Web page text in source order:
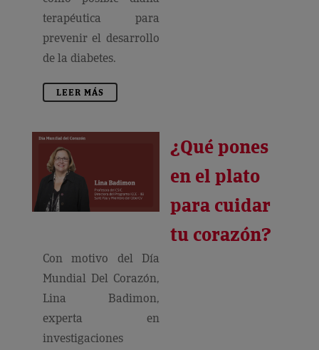
terapéutica para
prevenir el desarrollo
de la diabetes.
LEER MÁS
¿Qué pones
en el plato
para cuidar
tu corazón?
Con motivo del Día
Mundial Del Corazón,
Lina Badimon,
experta en
investigaciones